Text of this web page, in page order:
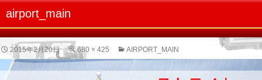
airport_main
2015年2月20日 680 × 425 AIRPORT_MAIN